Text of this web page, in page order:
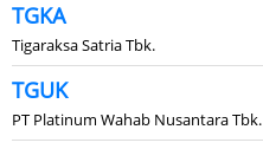
TGKA
Tigaraksa Satria Tbk.
TGUK
PT Platinum Wahab Nusantara Tbk.